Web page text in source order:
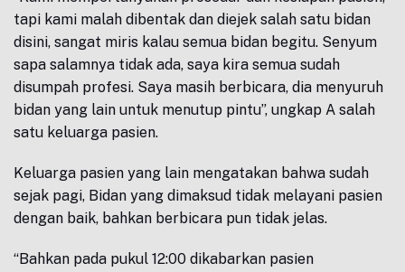
tapi kami malah dibentak dan diejek salah satu bidan
disini, sangat miris kalau semua bidan begitu. Senyum
sapa salamnya tidak ada, saya kira semua sudah
disumpah profesi. Saya masih berbicara, dia menyuruh
bidan yang lain untuk menutup pintu”, ungkap A salah
satu keluarga pasien.
Keluarga pasien yang lain mengatakan bahwa sudah
sejak pagi, Bidan yang dimaksud tidak melayani pasien
dengan baik, bahkan berbicara pun tidak jelas.
“Bahkan pada pukul 12:00 dikabarkan pasien